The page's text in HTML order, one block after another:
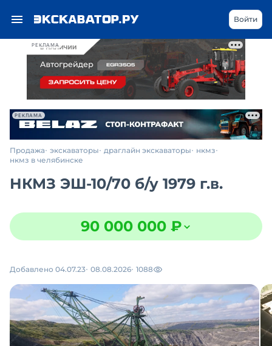
РЕКЛАМА
Войти
РЕКЛАМА
Продажа экскаваторы драглайн экскаваторы
нкмз
нкмз в челябинске
НКМЗ ЭШ-10/70 б/у 1979 г.в.
90 000 000 ₽
Добавлено 04.07.23 08.08.2026 1088